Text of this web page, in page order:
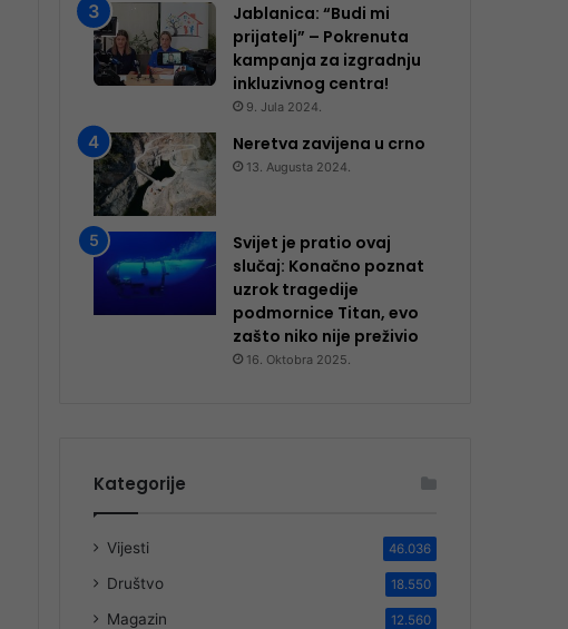
Jablanica: “Budi mi
prijatelj” – Pokrenuta
kampanja za izgradnju
inkluzivnog centra!
9. Jula 2024.
Neretva zavijena u crno
13. Augusta 2024.
Svijet je pratio ovaj
slučaj: Konačno poznat
uzrok tragedije
podmornice Titan, evo
zašto niko nije preživio
16. Oktobra 2025.
Kategorije
Vijesti 46.036
Društvo 18.550
Magazin 12.560